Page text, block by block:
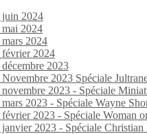
juin 2024
2024
2024
2024
2023
2023 Spéciale
2023 - Spéciale
2023 - Spéciale Wayne
2023 - Spéciale Woman
2023 - Spéciale Christian